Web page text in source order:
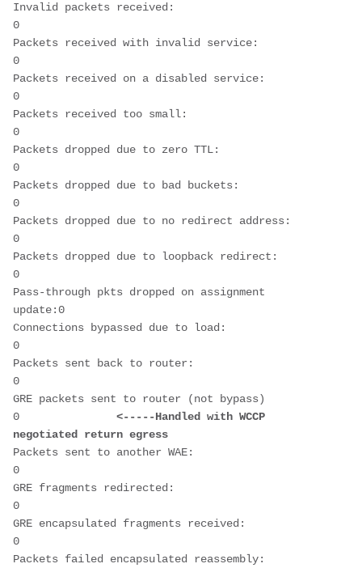
Invalid packets received:
0
Packets received with invalid service:
0
Packets received on a disabled service:
0
Packets received too small:
0
Packets dropped due to zero TTL:
0
Packets dropped due to bad buckets:
0
Packets dropped due to no redirect address:
0
Packets dropped due to loopback redirect:
0
Pass-through pkts dropped on assignment
update:0
Connections bypassed due to load:
0
Packets sent back to router:
0
GRE packets sent to router (not bypass)
0 <-----Handled with WCCP
negotiated return egress
Packets sent to another WAE:
0
GRE fragments redirected:
0
GRE encapsulated fragments received:
0
Packets failed encapsulated reassembly: